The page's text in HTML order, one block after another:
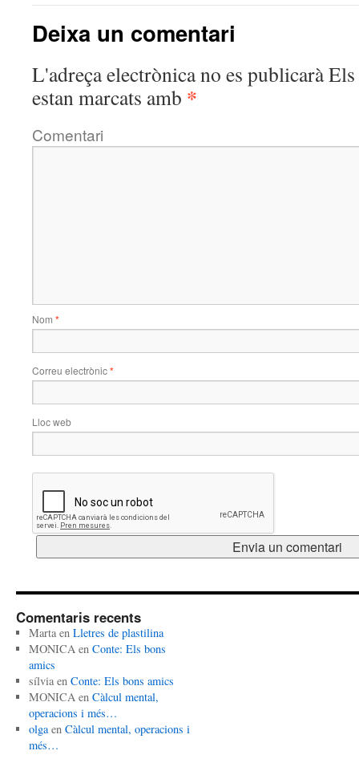
Deixa un comentari
L'adreça electrònica no es publicaràEls
estan marcats amb *
Comentari
Nom *
Correu electrònic*
Lloc web
Comentaris recents
Martaen Lletres de plastilina
MONICAen Conte: Els bons
amics
sílviaen Conte: Els bons amics
MONICAen Càlcul mental,
operacions i més…
olgaen Càlcul mental, operacions i
més…